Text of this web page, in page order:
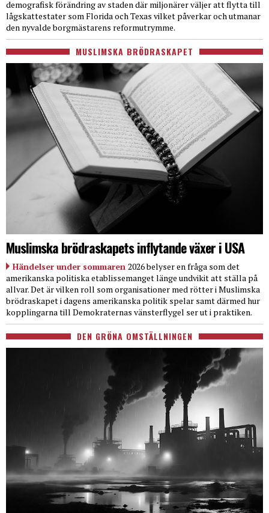
demografisk förändring av staden där miljonärer väljer att flytta till
lågskattestater som Florida och Texas vilket påverkar och utmanar
den nyvalde borgmästarens reformutrymme.
MUSLIMSKA BRÖDRASKAPET
Muslimska brödraskapets inflytande växer i USA
Händelser under sommaren 2026 belyser en fråga som det
amerikanska politiska etablissemanget länge undvikit att ställa på
allvar. Det är vilken roll som organisationer med rötter i Muslimska
brödraskapet i dagens amerikanska politik spelar samt därmed hur
kopplingarna till Demokraternas vänsterflygel ser ut i praktiken.
DEN GRÖNA OMSTÄLLNINGEN